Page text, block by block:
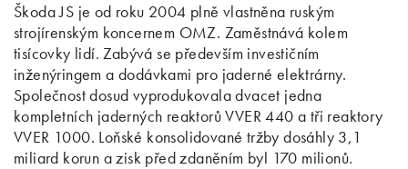
Škoda JS je od roku 2004 plně vlastněna ruským
strojírenským koncernem OMZ. Zaměstnává kolem
tisícovky lidí. Zabývá se především investičním
inženýringem a dodávkami pro jaderné elektrárny.
Společnost dosud vyprodukovala dvacet jedna
kompletních jaderných reaktorů VVER 440 a tři reaktory
VVER 1000. Loňské konsolidované tržby dosáhly 3,1
miliard korun a zisk před zdaněním byl 170 milionů.